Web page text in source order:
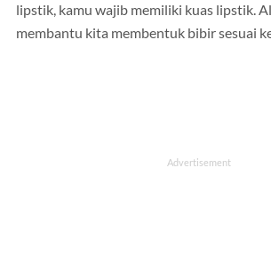
lipstik, kamu wajib memiliki kuas lipstik.
membantu kita membentuk bibir sesuai